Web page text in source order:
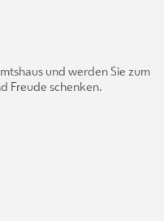
und werden Sie zum
Freude schenken.